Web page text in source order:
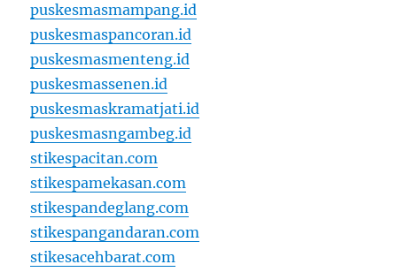
puskesmasmampang.id
puskesmaspancoran.id
puskesmasmenteng.id
puskesmassenen.id
puskesmaskramatjati.id
puskesmasngambeg.id
stikespacitan.com
stikespamekasan.com
stikespandeglang.com
stikespangandaran.com
stikesacehbarat.com